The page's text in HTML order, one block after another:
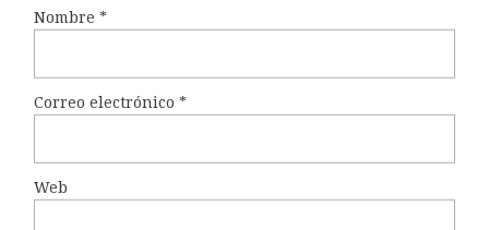
Nombre *
Correo electrónico *
Web